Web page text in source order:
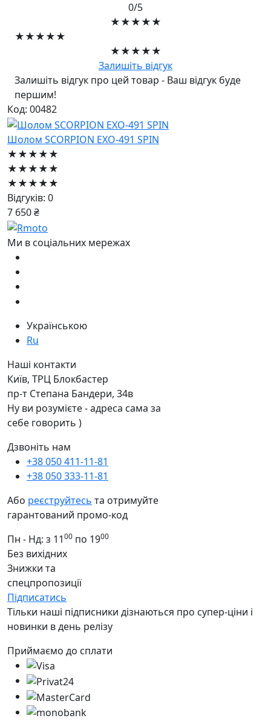
0/5
★★★★★
★★★★★
★★★★★
Залишіть відгук
Залишіть відгук про цей товар - Ваш відгук буде
першим!
Код: 00482
Шолом SCORPION EXO-491 SPIN
★★★★★
★★★★★
★★★★★
Відгуків: 0
7 650 ₴
Ми в соціальних мережах
Українською
Ru
Наші контакти
Київ, ТРЦ Блокбастер
пр-т Степана Бандери, 34в
Ну ви розумієте - адреса сама за
себе говорить )
Дзвоніть нам
+38 050 411-11-81
+38 050 333-11-81
Або реєструйтесь та отримуйте
гарантований промо-код
Пн - Нд: з 1100 по 1900
Без вихідних
Знижки та
спецпропозиції
Підписатись
Тільки наші підписники дізнаються про супер-ціни і
новинки в день релізу
Приймаємо до сплати